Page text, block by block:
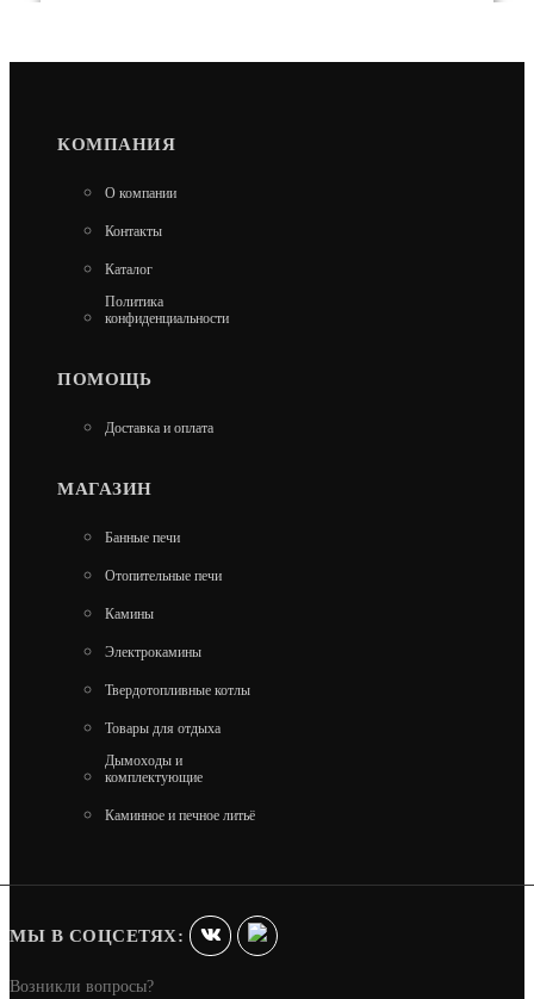
КОТЕЛ МАГНУМ 30 КВТ
115 950
80 480
КОМПАНИЯ
О компании
Контакты
Каталог
Политика
конфиденциальности
ПОМОЩЬ
Доставка и оплата
МАГАЗИН
Банные печи
Отопительные печи
Камины
Электрокамины
Твердотопливные котлы
Товары для отдыха
Дымоходы и
комплектующие
Каминное и печное литьё
МЫ В СОЦСЕТЯХ:
Возникли вопросы?